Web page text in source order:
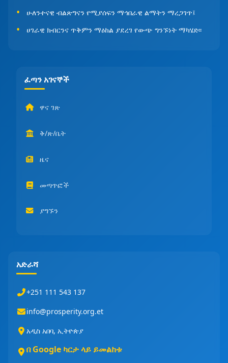
ሁለንተናዊ ብልጽግናን የሚያሰፍን ማኅበራዊ ልማትን ማረጋገጥ፤
ሀገራዊ ክብርንና ጥቅምን ማዕከል ያደረገ የውጭ ግንኙነት ማካሄድ፡፡
ፈጣን አገናኞች
ዋና ገጽ
ቅ/ጽ/ቤት
ዜና
መጣጥፎች
ያግኙን
አድራሻ
+251 111 543 137
info@prosperity.org.et
አዲስ አበባ, ኢትዮጵያ
በ Google ካርታ ላይ ይመልከቱ